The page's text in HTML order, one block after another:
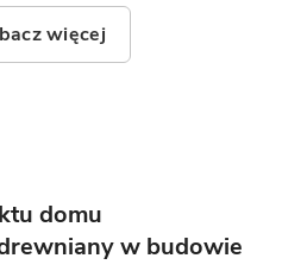
więcej
domu
w budowie